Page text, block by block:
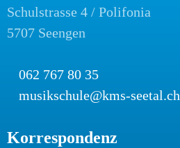
Schulstrasse 4 / Polifonia
5707 Seengen
062 767 80 35
musikschule@kms-seetal.ch
Korrespondenz